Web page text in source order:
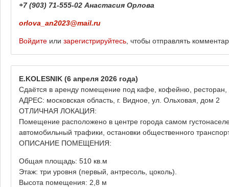
+7 (903) 71-555-02 Анастасия Орлова
orlova_an2023@mail.ru
Войдите или зарегистрируйтесь , чтобы отправлять
E.KOLESNIK (6 апреля 2026 года)
Сдаётся в аренду помещение под кафе, кофейню, ресторан,
АДРЕС: московская область, г. Видное, ул. Ольховая, дом 2
ОТЛИЧНАЯ ЛОКАЦИЯ:
Помещение расположено в центре города самом
автомобильный трафики, остановки общественного
ОПИСАНИЕ ПОМЕЩЕНИЯ:
Общая площадь: 510 кв.м
Этаж: три уровня (первый, антресоль, цоколь).
Высота помещения: 2,8 м